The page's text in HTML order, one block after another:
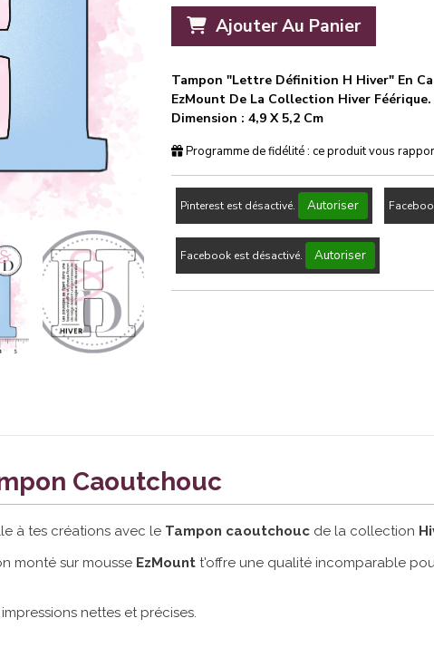
Ajouter Au Panier
Tampon "Lettre Définition H Hiver" En
EzMount De La Collection Hiver Féérique.
Dimension : 4,9 X 5,2 Cm
Programme de fidélité : ce produit vous
Pinterest est désactivé. Autoriser
Facebook est désactivé. Autoriser
Caoutchouc
à tes créations avec le Tampon caoutchouc de la collection
monté sur mousse EzMount t'offre une qualité incomparable
nettes et précises.